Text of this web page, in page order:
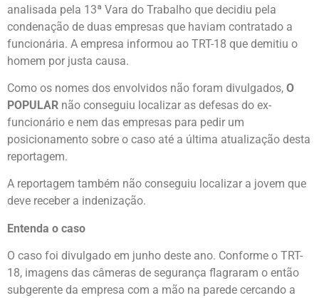
analisada pela 13ª Vara do Trabalho que decidiu pela
condenação de duas empresas que haviam contratado a
funcionária. A empresa informou ao TRT-18 que demitiu o
homem por justa causa.
Como os nomes dos envolvidos não foram divulgados, O
POPULAR não conseguiu localizar as defesas do ex-
funcionário e nem das empresas para pedir um
posicionamento sobre o caso até a última atualização desta
reportagem.
A reportagem também não conseguiu localizar a jovem que
deve receber a indenização.
Entenda o caso
O caso foi divulgado em junho deste ano. Conforme o TRT-
18, imagens das câmeras de segurança flagraram o então
subgerente da empresa com a mão na parede cercando a